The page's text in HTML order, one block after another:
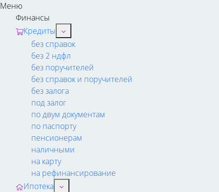
Меню
Финансы
Кредиты
без справок
без 2 ндфл
без поручителей
без справок и поручителей
без залога
под залог
по двум документам
по паспорту
пенсионерам
наличными
на карту
на рефинансирование
Ипотека